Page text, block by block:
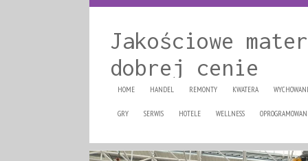
Jakościowe
dobrej cenie
HOME HANDEL REMONTY KWATERA
GRY SERWIS HOTELE WELLNESS